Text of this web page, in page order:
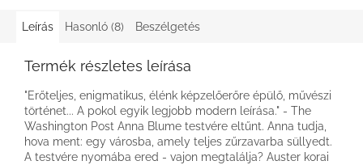
Leírás Hasonló (8) Beszélgetés
Termék részletes leírása
"Erőteljes, enigmatikus, élénk képzelőerőre épülő, művészi
történet... A pokol egyik legjobb modern leírása." - The
Washington Post Anna Blume testvére eltűnt. Anna tudja,
hova ment: egy városba, amely teljes zűrzavarba süllyedt.
A testvére nyomába ered - vajon megtalálja? Auster korai